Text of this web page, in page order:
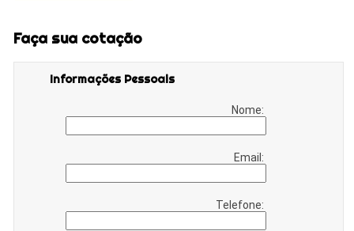
Faça sua cotação
Informações Pessoais
Nome:
Email:
Telefone: